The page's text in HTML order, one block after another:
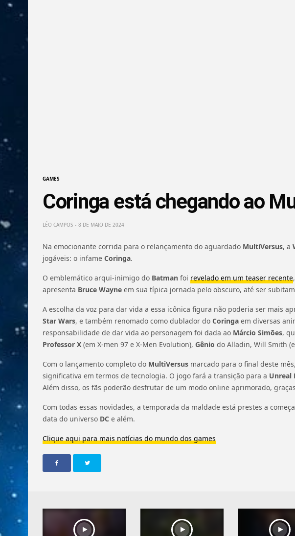
GAMES
Coringa está chegando ao
LÉO CAMPOS 8 DE MAIO DE 2024
Na emocionante corrida para o relançamento do aguardado MultiVersus, a
jogáveis: o infameCoringa.
O emblemático arqui-inimigo do Batman foirevelado em um teaser recente
apresenta Bruce Wayne em sua típica jornada pelo obscuro, até ser
A escolha da voz para dar vida a essa icônica figura não poderia ser mais
Star Wars, e também renomado como dublador doCoringa em diversas
responsabilidade de dar vida ao personagem foi dada ao Márcio Simões,
Professor X (em X-men 97 e X-Men Evolution),Gênio do Alladin, Will Smith
Com o lançamento completo do MultiVersus marcado para o final deste
significativa em termos de tecnologia. O jogo fará a transição para a Unreal
Além disso, os fãs poderão desfrutar de um modo online aprimorado,
Com todas essas novidades, a temporada da maldade está prestes a
data do universo DC e além.
Clique aqui para mais notícias do mundo dos games